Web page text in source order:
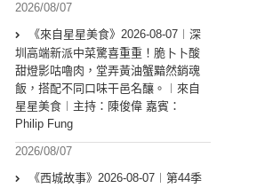
2026/08/07
《來自星星美食》2026-08-07︱深
圳高端新派中菜驚喜重重！脆卜卜酸
甜燈影咕嚕肉，堂弄黃油蟹黯然銷魂
飯，搭配不同口味干邑名釀。︱來自
星星美食︱主持：陳俊偉 嘉賓：
Philip Fung
2026/08/07
《西城故事》2026-08-07︱第44季